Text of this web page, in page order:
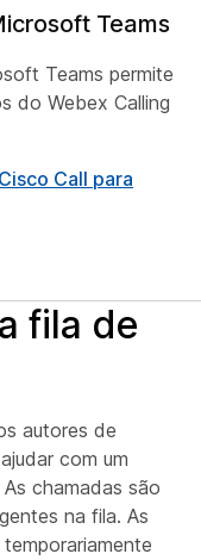
Teams
Teams permite
do Webex Calling
Cisco Call para
fila de
autores de
com um
chamadas são
na fila. As